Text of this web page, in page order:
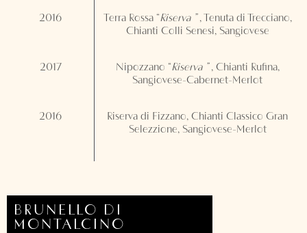
2016 Terra Rossa “Riserva ”, Tenuta di Trecciano,
Chianti Colli Senesi, Sangiovese
2017 Nipozzano “Riserva ”, Chianti Rufina,
Sangiovese-Cabernet-Merlot
2016
Riserva di Fizzano, Chianti Classico Gran
Selezzione, Sangiovese-Merlot
BRUNELLO DI
MONTALCINO